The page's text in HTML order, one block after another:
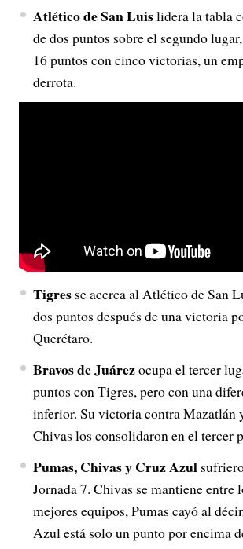
Atlético de San Luislidera la tabla
de dos puntos sobre el segundo
16 puntos con cinco victorias, un
derrota.
Tigresse acerca al Atlético de San
dos puntos después de una victoria
Querétaro.
Bravos de Juárezocupa el tercer
puntos con Tigres, pero con una
inferior. Su victoria contra Mazatlán
Chivas los consolidaron en el tercer
Pumas, Chivas y Cruz Azul
Jornada 7. Chivas se mantiene entre
mejores equipos, Pumas cayó al
Azul está solo un punto por encima